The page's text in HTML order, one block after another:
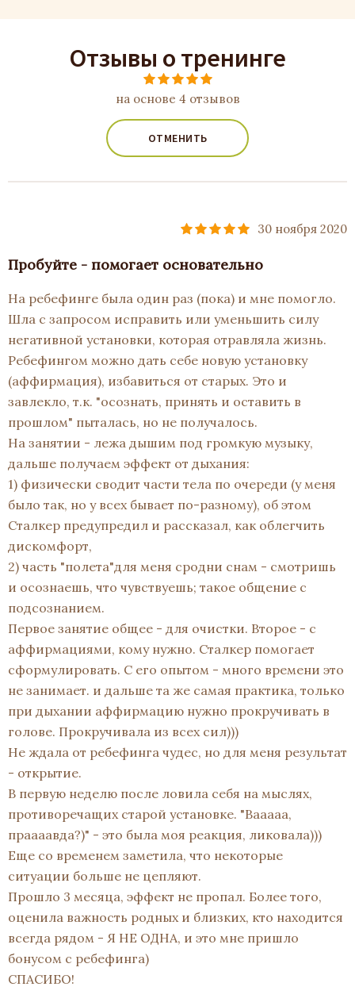
Отзывы о тренинге
на основе 4 отзывов
ОТМЕНИТЬ
30 ноября 2020
Пробуйте - помогает основательно
На ребефинге была один раз (пока) и мне помогло.
Шла с запросом исправить или уменьшить силу
негативной установки, которая отравляла жизнь.
Ребефингом можно дать себе новую установку
(аффирмация), избавиться от старых. Это и
завлекло, т.к. "осознать, принять и оставить в
прошлом" пыталась, но не получалось.
На занятии - лежа дышим под громкую музыку,
дальше получаем эффект от дыхания:
1) физически сводит части тела по очереди (у меня
было так, но у всех бывает по-разному), об этом
Сталкер предупредил и рассказал, как облегчить
дискомфорт,
2) часть "полета"для меня сродни снам - смотришь
и осознаешь, что чувствуешь; такое общение с
подсознанием.
Первое занятие общее - для очистки. Второе - с
аффирмациями, кому нужно. Сталкер помогает
сформулировать. С его опытом - много времени это
не занимает. и дальше та же самая практика, только
при дыхании аффирмацию нужно прокручивать в
голове. Прокручивала из всех сил)))
Не ждала от ребефинга чудес, но для меня результат
- открытие.
В первую неделю после ловила себя на мыслях,
противоречащих старой установке. "Вааааа,
праааавда?)" - это была моя реакция, ликовала)))
Еще со временем заметила, что некоторые
ситуации больше не цепляют.
Прошло 3 месяца, эффект не пропал. Более того,
оценила важность родных и близких, кто находится
всегда рядом - Я НЕ ОДНА, и это мне пришло
бонусом с ребефинга)
СПАСИБО!